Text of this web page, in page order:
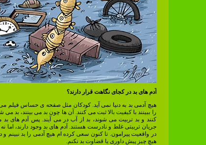
آدم های بد در کجای نگاهت قرار دارند؟
هیچ آدمی بد به دنیا نمی آید. کودکان مثل صفحه ی حساس فیلم
را ببینند با کیفیت بالا ثبت می کنند. آن ها چون بد می بینند، بد
کنند و بد تربیت می شوند، بد از آب در می آیند. پس آدم های
جریان تربیتی غلط و نادرست هستند. آدم های بد وجود دارند، اما نه
در واقعیت پیرامون. تا کنون سعی کرده ام هیچ آدمی را بد نبینم
هیچ چیز پیش داوری یا قضاوت بد نکنم.